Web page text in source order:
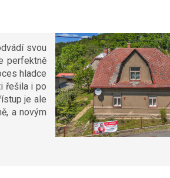
svou
perfektně
hladce
řešila i po
je ale
a novým